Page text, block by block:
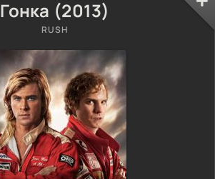
Гонка (2013)
RUSH